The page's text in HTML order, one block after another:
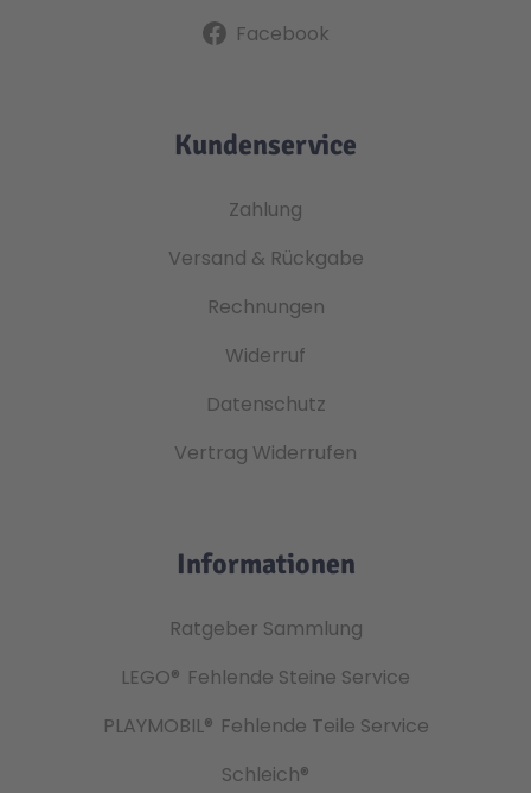
Facebook
Kundenservice
Zahlung
Versand & Rückgabe
Rechnungen
Widerruf
Datenschutz
Vertrag Widerrufen
Informationen
Ratgeber Sammlung
LEGO® Fehlende Steine Service
PLAYMOBIL® Fehlende Teile Service
Schleich®